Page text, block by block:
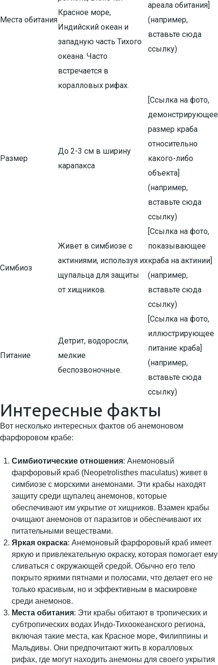
Места обитания
Красное море,
Индийский океан и
западную часть Тихого
океана. Часто
встречается в
коралловых рифах.
ареала обитания]
(например,
вставьте сюда
ссылку)
Размер
До 2-3 см в ширину
карапакса
[Ссылка на фото,
демонстрирующее
размер краба
относительно
какого-либо
объекта]
(например,
вставьте сюда
ссылку)
Симбиоз
Живет в симбиозе с
актиниями, используя их
щупальца для защиты
от хищников.
[Ссылка на фото,
показывающее
краба на актинии]
(например,
вставьте сюда
ссылку)
Питание
Детрит, водоросли,
мелкие
беспозвоночные.
[Ссылка на фото,
иллюстрирующее
питание краба]
(например,
вставьте сюда
ссылку)
Интересные факты
Вот несколько интересных фактов об анемоновом
фарфоровом крабе:
Симбиотические отношения: Анемоновый
фарфоровый краб (Neopetrolisthes maculatus) живет в
симбиозе с морскими анемонами. Эти крабы находят
защиту среди щупалец анемонов, которые
обеспечивают им укрытие от хищников. Взамен крабы
очищают анемонов от паразитов и обеспечивают их
питательными веществами.
Яркая окраска: Анемоновый фарфоровый краб имеет
яркую и привлекательную окраску, которая помогает ему
сливаться с окружающей средой. Обычно его тело
покрыто яркими пятнами и полосами, что делает его не
только красивым, но и эффективным в маскировке
среди анемонов.
Места обитания: Эти крабы обитают в тропических и
субтропических водах Индо-Тихоокеанского региона,
включая такие места, как Красное море, Филиппины и
Мальдивы. Они предпочитают жить в коралловых
рифах, где могут находить анемоны для своего укрытия